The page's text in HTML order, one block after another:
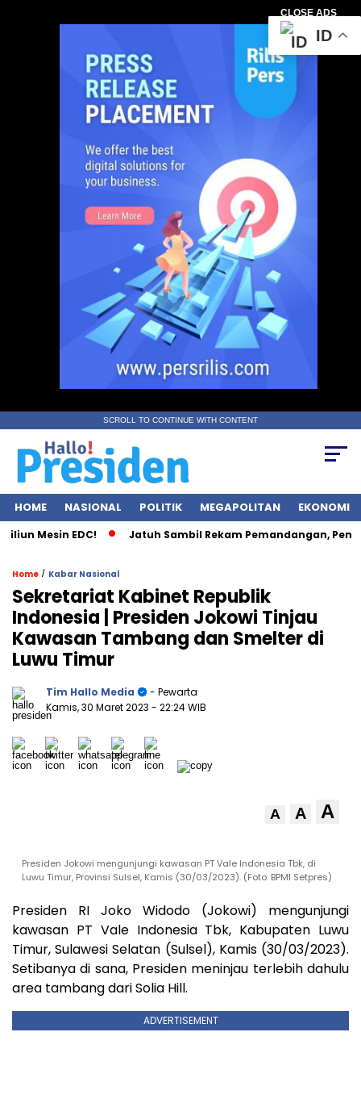
CLOSE ADS
SCROLL TO CONTINUE WITH CONTENT
HOME NASIONAL POLITIK MEGAPOLITAN EKONOMI
Mesin EDC! Jatuh Sambil Rekam Pemandangan,
Home / Kabar Nasional
Sekretariat Kabinet Republik
Indonesia | Presiden Jokowi Tinjau
Kawasan Tambang dan Smelter di
Luwu Timur
Tim Hallo Media
- Pewarta
Kamis, 30 Maret 2023 - 22:24 WIB
A A A
Presiden Jokowi mengunjungi kawasan PT Vale Indonesia Tbk, di
Luwu Timur, Provinsi Sulsel, Kamis (30/03/2023). (Foto: BPMI Setpres)
Presiden RI Joko Widodo (Jokowi) mengunjungi
kawasan PT Vale Indonesia Tbk, Kabupaten Luwu
Timur, Sulawesi Selatan (Sulsel), Kamis (30/03/2023).
Setibanya di sana, Presiden meninjau terlebih dahulu
area tambang dari Solia Hill.
ADVERTISEMENT
ID